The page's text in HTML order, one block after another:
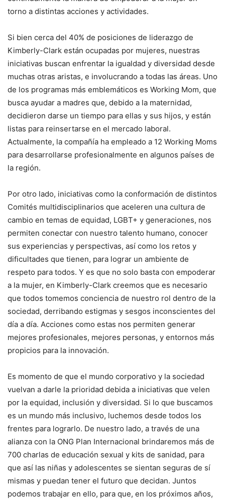
torno a distintas acciones y actividades.
Si bien cerca del 40% de posiciones de liderazgo de
Kimberly-Clark están ocupadas por mujeres, nuestras
iniciativas buscan enfrentar la igualdad y diversidad desde
muchas otras aristas, e involucrando a todas las áreas. Uno
de los programas más emblemáticos es Working Mom, que
busca ayudar a madres que, debido a la maternidad,
decidieron darse un tiempo para ellas y sus hijos, y están
listas para reinsertarse en el mercado laboral.
Actualmente, la compañía ha empleado a 12 Working Moms
para desarrollarse profesionalmente en algunos países de
la región.
Por otro lado, iniciativas como la conformación de distintos
Comités multidisciplinarios que aceleren una cultura de
cambio en temas de equidad, LGBT+ y generaciones, nos
permiten conectar con nuestro talento humano, conocer
sus experiencias y perspectivas, así como los retos y
dificultades que tienen, para lograr un ambiente de
respeto para todos. Y es que no solo basta con empoderar
a la mujer, en Kimberly-Clark creemos que es necesario
que todos tomemos conciencia de nuestro rol dentro de la
sociedad, derribando estigmas y sesgos inconscientes del
día a día. Acciones como estas nos permiten generar
mejores profesionales, mejores personas, y entornos más
propicios para la innovación.
Es momento de que el mundo corporativo y la sociedad
vuelvan a darle la prioridad debida a iniciativas que velen
por la equidad, inclusión y diversidad. Si lo que buscamos
es un mundo más inclusivo, luchemos desde todos los
frentes para lograrlo. De nuestro lado, a través de una
alianza con la ONG Plan Internacional brindaremos más de
700 charlas de educación sexual y kits de sanidad, para
que así las niñas y adolescentes se sientan seguras de sí
mismas y puedan tener el futuro que decidan. Juntos
podemos trabajar en ello, para que, en los próximos años,